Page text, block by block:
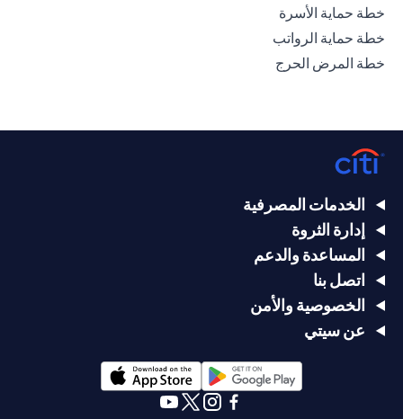
خطة حماية الأسرة
خطة حماية الرواتب
خطة المرض الحرج
الخدمات المصرفية
إدارة الثروة
المساعدة والدعم
اتصل بنا
الخصوصية والأمن
عن سيتي
opens in a new tab
opens in a new tab